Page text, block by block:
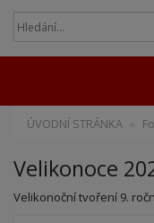
ÚVODNÍ STRÁNKA
Velikonoce
Velikonoční tvoření 9.